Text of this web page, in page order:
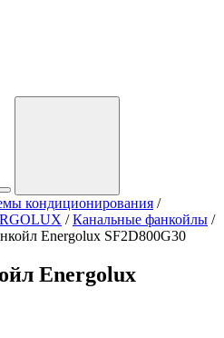
кондиционирования /
/ Канальные фанкойлы /
Energolux SF2D800G30
Energolux